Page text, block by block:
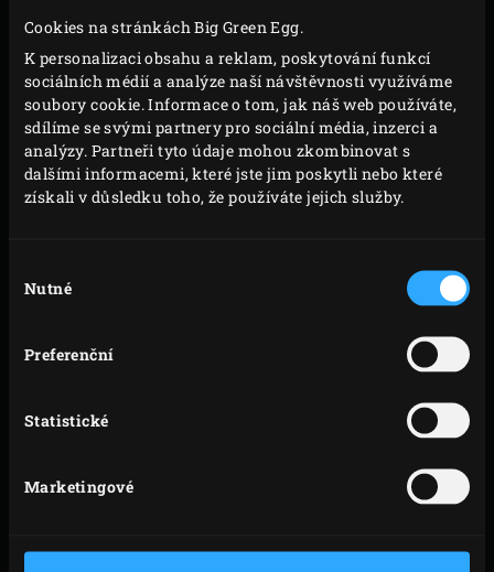
Cookies na stránkách Big Green Egg.
K personalizaci obsahu a reklam, poskytování funkcí
sociálních médií a analýze naší návštěvnosti využíváme
soubory cookie. Informace o tom, jak náš web používáte,
sdílíme se svými partnery pro sociální média, inzerci a
analýzy. Partneři tyto údaje mohou zkombinovat s
dalšími informacemi, které jste jim poskytli nebo které
získali v důsledku toho, že používáte jejich služby.
souhlasu
Nutné
Preferenční
Statistické
Marketingové
Maso potřete olivovým olejem a podle chuti osolte a
opepřete. Položte na gril a grilujte asi 1 minutu.
Maso otočte o čtvrt otáčky a grilujte další 1 minutu.
Otočte na druhou stranu a grilujte ještě dvakrát,
vždy po dobu 1 minuty. Po každé akci zavřete víko
žáruvzdorný tác do chladničky. Vyjměte rošt, vložte
nerezový rošt.
Mezitím poprašte pracovní desku moukou a
vyválejte hlínu na plát o rozměrech přibližně 40 x
25 cm a tloušťce 3 mm. Na užší stranu hliněného
grilovaný srnčí filet a přikryjte zbytkem sena.
Na gril položte (studený)pečicí kámena na něj